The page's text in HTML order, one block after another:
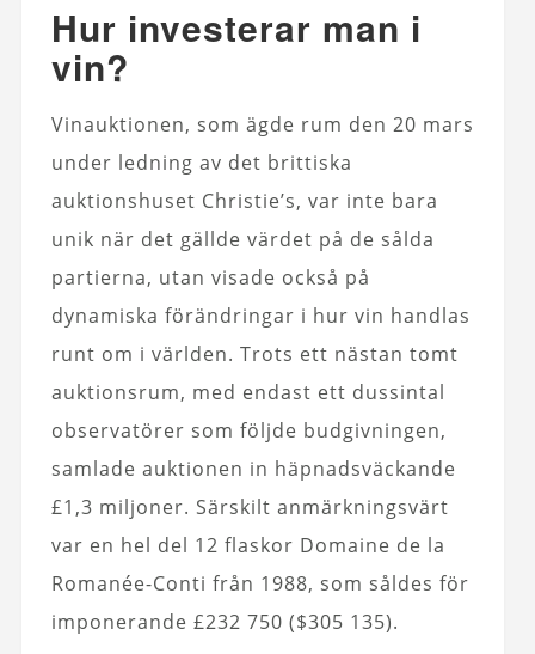
Hur investerar man i
vin?
Vinauktionen, som ägde rum den 20 mars
under ledning av det brittiska
auktionshuset Christie’s, var inte bara
unik när det gällde värdet på de sålda
partierna, utan visade också på
dynamiska förändringar i hur vin handlas
runt om i världen. Trots ett nästan tomt
auktionsrum, med endast ett dussintal
observatörer som följde budgivningen,
samlade auktionen in häpnadsväckande
£1,3 miljoner. Särskilt anmärkningsvärt
var en hel del 12 flaskor Domaine de la
Romanée-Conti från 1988, som såldes för
imponerande £232 750 ($305 135).